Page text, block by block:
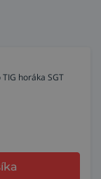
horáka SGT